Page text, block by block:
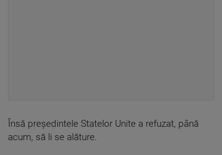
Însă președintele Statelor Unite a refuzat, până
acum, să li se alăture.